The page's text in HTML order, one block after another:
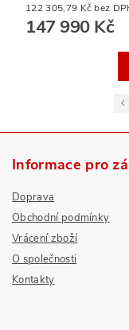
122 305,79 Kč bez
147 990 Kč
Informace pro
Doprava
Obchodní podmínky
Vrácení zboží
O společnosti
Kontakty